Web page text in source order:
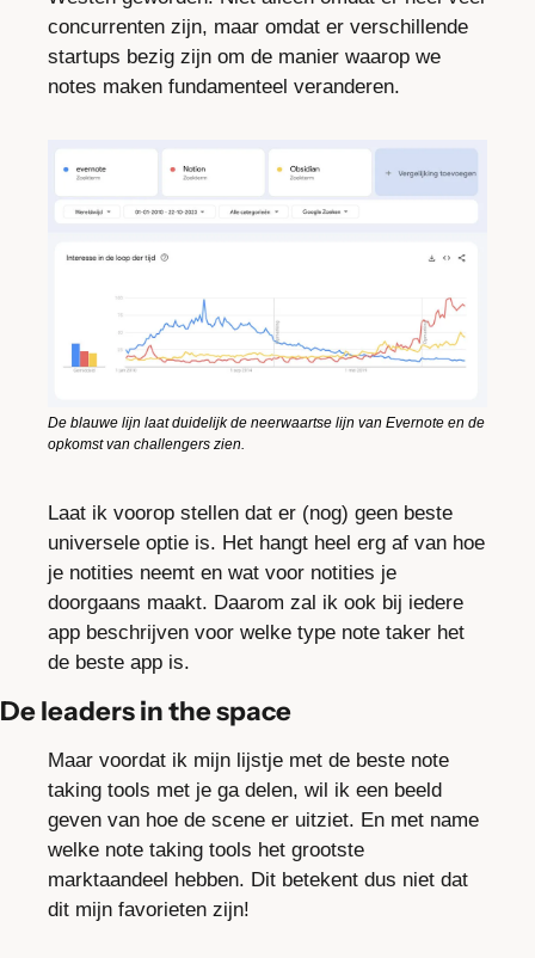
concurrenten zijn, maar omdat er verschillende
startups bezig zijn om de manier waarop we
notes maken fundamenteel veranderen.
De blauwe lijn laat duidelijk de neerwaartse lijn van Evernote en de
opkomst van challengers zien.
Laat ik voorop stellen dat er (nog) geen beste
universele optie is. Het hangt heel erg af van hoe
je notities neemt en wat voor notities je
doorgaans maakt. Daarom zal ik ook bij iedere
app beschrijven voor welke type note taker het
de beste app is.
De leaders in the space
Maar voordat ik mijn lijstje met de beste note
taking tools met je ga delen, wil ik een beeld
geven van hoe de scene er uitziet. En met name
welke note taking tools het grootste
marktaandeel hebben. Dit betekent dus niet dat
dit mijn favorieten zijn!